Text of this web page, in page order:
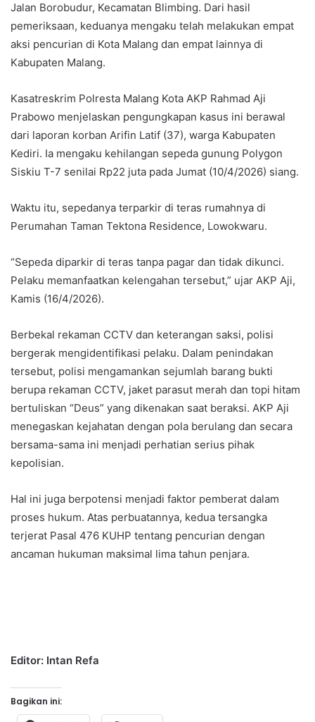
Jalan Borobudur, Kecamatan Blimbing. Dari hasil
pemeriksaan, keduanya mengaku telah melakukan empat
aksi pencurian di Kota Malang dan empat lainnya di
Kabupaten Malang.
Kasatreskrim Polresta Malang Kota AKP Rahmad Aji
Prabowo menjelaskan pengungkapan kasus ini berawal
dari laporan korban Arifin Latif (37), warga Kabupaten
Kediri. Ia mengaku kehilangan sepeda gunung Polygon
Siskiu T-7 senilai Rp22 juta pada Jumat (10/4/2026) siang.
Waktu itu, sepedanya terparkir di teras rumahnya di
Perumahan Taman Tektona Residence, Lowokwaru.
“Sepeda diparkir di teras tanpa pagar dan tidak dikunci.
Pelaku memanfaatkan kelengahan tersebut,” ujar AKP Aji,
Kamis (16/4/2026).
Berbekal rekaman CCTV dan keterangan saksi, polisi
bergerak mengidentifikasi pelaku. Dalam penindakan
tersebut, polisi mengamankan sejumlah barang bukti
berupa rekaman CCTV, jaket parasut merah dan topi hitam
bertuliskan “Deus” yang dikenakan saat beraksi. AKP Aji
menegaskan kejahatan dengan pola berulang dan secara
bersama-sama ini menjadi perhatian serius pihak
kepolisian.
Hal ini juga berpotensi menjadi faktor pemberat dalam
proses hukum. Atas perbuatannya, kedua tersangka
terjerat Pasal 476 KUHP tentang pencurian dengan
ancaman hukuman maksimal lima tahun penjara.
Editor: Intan Refa
Bagikan ini: